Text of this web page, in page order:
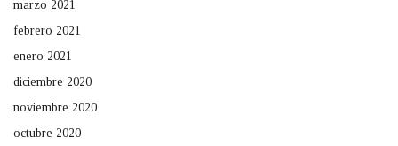
marzo 2021
febrero 2021
enero 2021
diciembre 2020
noviembre 2020
octubre 2020